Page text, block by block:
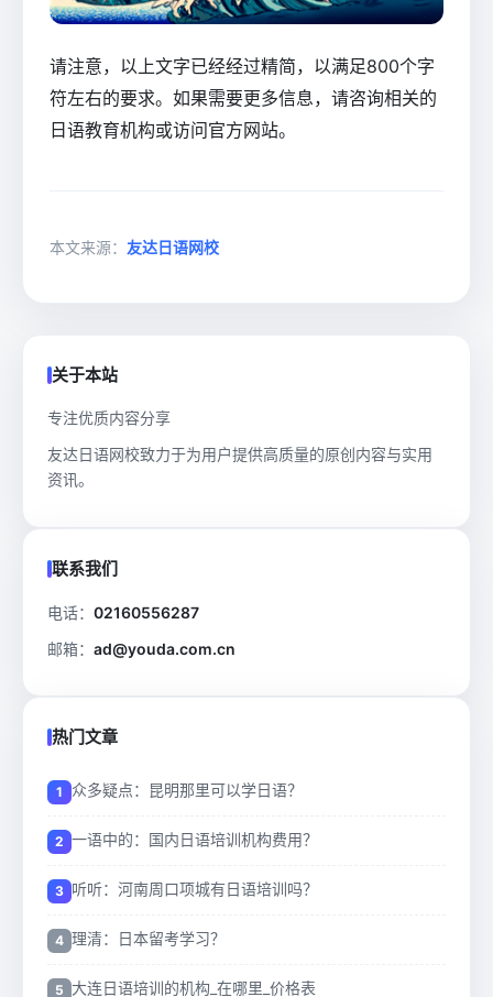
请注意，以上文字已经经过精简，以满足800个字
符左右的要求。如果需要更多信息，请咨询相关的
日语教育机构或访问官方网站。
本文来源： 友达日语网校
关于本站
专注优质内容分享
友达日语网校致力于为用户提供高质量的原创内容与实用
资讯。
联系我们
电话： 02160556287
邮箱： ad@youda.com.cn
热门文章
众多疑点：昆明那里可以学日语？
一语中的：国内日语培训机构费用？
听听：河南周口项城有日语培训吗？
理清：日本留考学习？
大连日语培训的机构_在哪里_价格表